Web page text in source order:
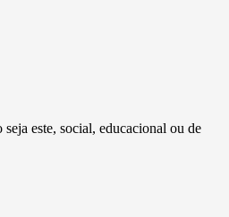
este, social, educacional ou de